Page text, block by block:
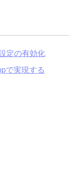
定の有効化
で実現する